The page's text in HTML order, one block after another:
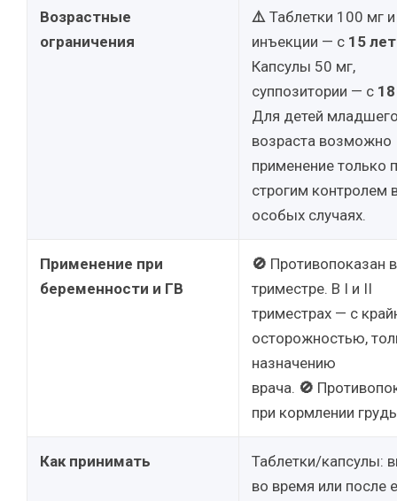
Возрастные
ограничения
⚠️ Таблетки 100 мг и
инъекции — с 15 лет
Капсулы 50 мг,
суппозитории — с
Для детей
возраста возможно
применение только
строгим контролем
особых случаях.
Применение при
беременности и ГВ
🚫 Противопоказан
триместре. В I и II
триместрах — с
осторожностью,
назначению
врача. 🚫
при кормлении
Как принимать
Таблетки/капсулы:
во время или после